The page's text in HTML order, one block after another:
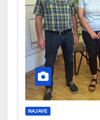
NAJAVE